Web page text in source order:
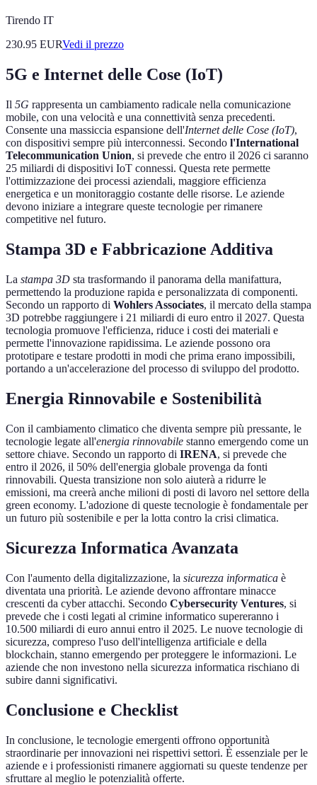
Tirendo IT
230.95 EURVedi il prezzo
5G e Internet delle Cose (IoT)
Il 5G rappresenta un cambiamento radicale nella comunicazione
mobile, con una velocità e una connettività senza precedenti.
Consente una massiccia espansione dell'Internet delle Cose (IoT),
con dispositivi sempre più interconnessi. Secondo l'International
Telecommunication Union, si prevede che entro il 2026 ci saranno
25 miliardi di dispositivi IoT connessi. Questa rete permette
l'ottimizzazione dei processi aziendali, maggiore efficienza
energetica e un monitoraggio costante delle risorse. Le aziende
devono iniziare a integrare queste tecnologie per rimanere
competitive nel futuro.
Stampa 3D e Fabbricazione Additiva
La stampa 3D sta trasformando il panorama della manifattura,
permettendo la produzione rapida e personalizzata di componenti.
Secondo un rapporto di Wohlers Associates, il mercato della stampa
3D potrebbe raggiungere i 21 miliardi di euro entro il 2027. Questa
tecnologia promuove l'efficienza, riduce i costi dei materiali e
permette l'innovazione rapidissima. Le aziende possono ora
prototipare e testare prodotti in modi che prima erano impossibili,
portando a un'accelerazione del processo di sviluppo del prodotto.
Energia Rinnovabile e Sostenibilità
Con il cambiamento climatico che diventa sempre più pressante, le
tecnologie legate all'energia rinnovabile stanno emergendo come un
settore chiave. Secondo un rapporto di IRENA, si prevede che
entro il 2026, il 50% dell'energia globale provenga da fonti
rinnovabili. Questa transizione non solo aiuterà a ridurre le
emissioni, ma creerà anche milioni di posti di lavoro nel settore della
green economy. L'adozione di queste tecnologie è fondamentale per
un futuro più sostenibile e per la lotta contro la crisi climatica.
Sicurezza Informatica Avanzata
Con l'aumento della digitalizzazione, la sicurezza informatica è
diventata una priorità. Le aziende devono affrontare minacce
crescenti da cyber attacchi. Secondo Cybersecurity Ventures, si
prevede che i costi legati al crimine informatico supereranno i
10.500 miliardi di euro annui entro il 2025. Le nuove tecnologie di
sicurezza, compreso l'uso dell'intelligenza artificiale e della
blockchain, stanno emergendo per proteggere le informazioni. Le
aziende che non investono nella sicurezza informatica rischiano di
subire danni significativi.
Conclusione e Checklist
In conclusione, le tecnologie emergenti offrono opportunità
straordinarie per innovazioni nei rispettivi settori. È essenziale per le
aziende e i professionisti rimanere aggiornati su queste tendenze per
sfruttare al meglio le potenzialità offerte.